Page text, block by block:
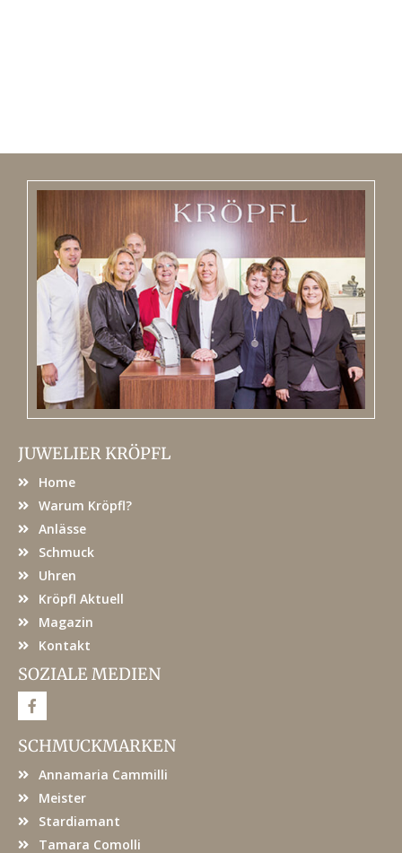
JUWELIER KRÖPFL
Home
Warum Kröpfl?
Anlässe
Schmuck
Uhren
Kröpfl Aktuell
Magazin
Kontakt
SOZIALE MEDIEN
F
a
e
b
o
SCHMUCKMARKEN
Annamaria Cammilli
Meister
Stardiamant
Tamara Comolli